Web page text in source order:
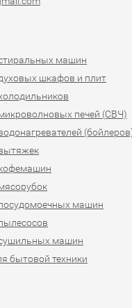
машин
шкафов и плит
печей (СВЧ)
машин
машин
бытовой техники